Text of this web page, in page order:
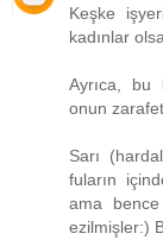
Keşke
kadınlar
Ayrıca, bu
onun zarafet
Sarı
fuların
ama
ezilmişler:)